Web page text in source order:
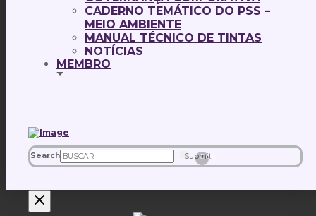
CADERNO TEMÁTICO DO PSS –
MEIO AMBIENTE
MANUAL TÉCNICO DE TINTAS
NOTÍCIAS
MEMBRO
Search Submit
Clear